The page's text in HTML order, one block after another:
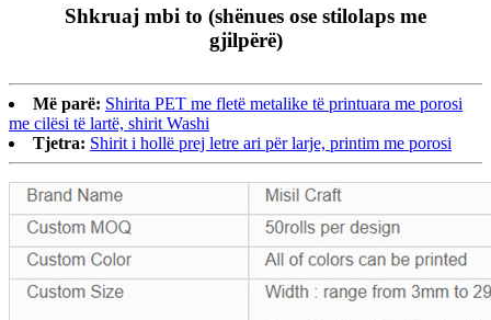
Shkruaj mbi to (shënues ose stilolaps me
gjilpërë)
Më parë: Shirita PET me fletë metalike të printuara me porosi
me cilësi të lartë, shirit Washi
Tjetra: Shirit i hollë prej letre ari për larje, printim me porosi